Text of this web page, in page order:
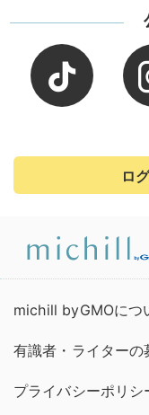
ロ
michill byGMOにつ
有識者・ライターの
プライバシーポリシ